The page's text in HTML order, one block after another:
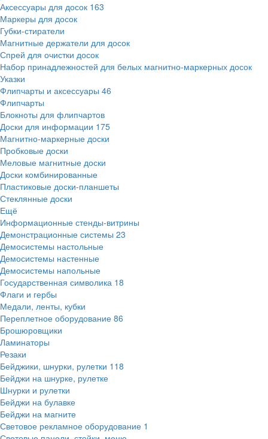
Аксессуары для досок 163
Маркеры для досок
Губки-стиратели
Магнитные держатели для досок
Спрей для очистки досок
Набор принадлежностей для белых магнитно-маркерных досок
Указки
Флипчарты и аксессуары 46
Флипчарты
Блокноты для флипчартов
Доски для информации 175
Магнитно-маркерные доски
Пробковые доски
Меловые магнитные доски
Доски комбинированные
Пластиковые доски-планшеты
Стеклянные доски
Ещё
Информационные стенды-витрины
Демонстрационные системы 23
Демосистемы настольные
Демосистемы настенные
Демосистемы напольные
Государственная символика 18
Флаги и гербы
Медали, ленты, кубки
Переплетное оборудование 86
Брошюровщики
Ламинаторы
Резаки
Бейджики, шнурки, рулетки 118
Бейджи на шнурке, рулетке
Шнурки и рулетки
Бейджи на булавке
Бейджи на магните
Световое рекламное оборудование 1